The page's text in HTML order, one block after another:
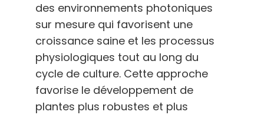
des environnements photoniques
sur mesure qui favorisent une
croissance saine et les processus
physiologiques tout au long du
cycle de culture. Cette approche
favorise le développement de
plantes plus robustes et plus